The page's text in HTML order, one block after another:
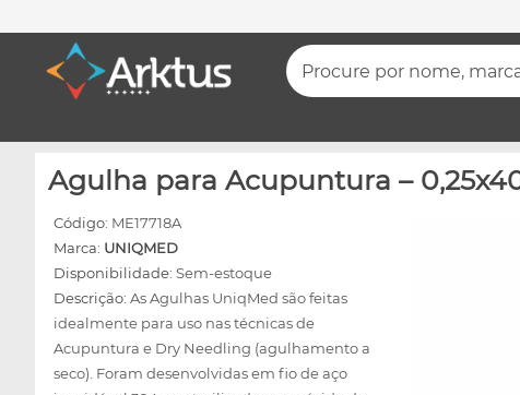
Procure por nome,
Agulha para Acupuntura –
Código: ME17718A
Marca: UNIQMED
Disponibilidade: Sem-estoque
Descrição: As Agulhas UniqMed são feitas
idealmente para uso nas técnicas de
Acupuntura e Dry Needling (agulhamento a
seco). Foram desenvolvidas em fio de aço